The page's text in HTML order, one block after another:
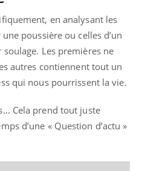
en analysant les
poussière ou celles d’un
Les premières ne
autres contiennent tout un
qui nous pourrissent la vie.
Cela prend tout juste
d’une « Question d’actu »